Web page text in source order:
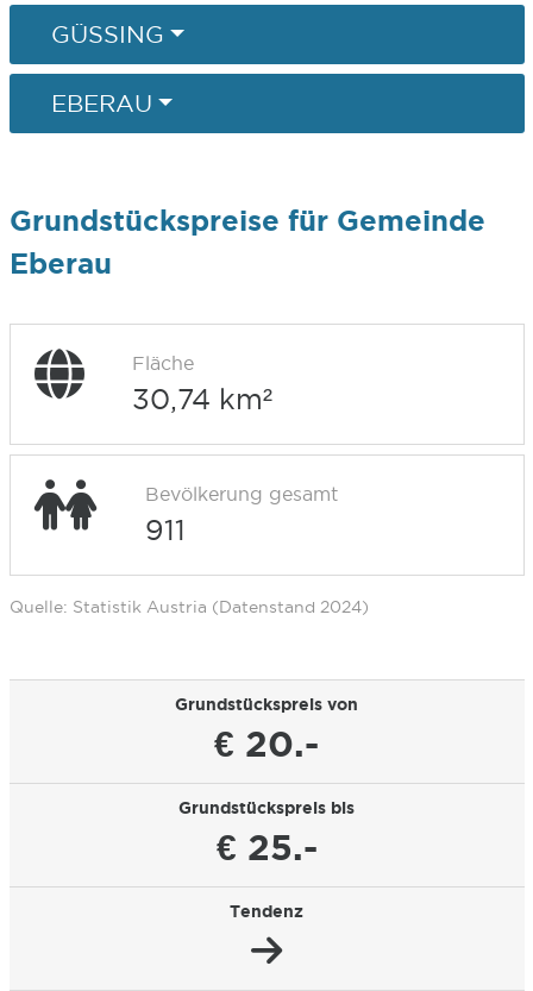
GÜSSING
EBERAU
Grundstückspreise für Gemeinde
Eberau
Fläche
30,74 km²
Bevölkerung gesamt
911
Quelle: Statistik Austria (Datenstand 2024)
Grundstückspreis von
€ 20.-
Grundstückspreis bis
€ 25.-
Tendenz